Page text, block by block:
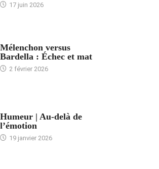
17 juin 2026
Mélenchon versus
Bardella : Échec et mat
2 février 2026
Humeur | Au-delà de
l’émotion
19 janvier 2026